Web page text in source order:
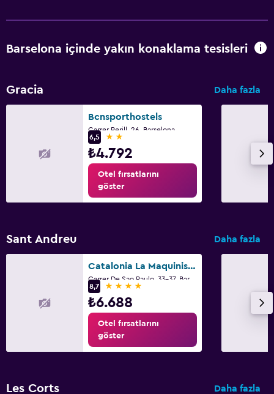
Barselona içinde yakın konaklama tesisleri
Gracia Daha fazla
Bcnsporthostels
Carrer Perill, 26, Barselona
6,5
2 yıldız
₺4.792
Otel fırsatlarını
göster
Sant Andreu Daha fazla
Catalonia La Maquinista
Carrer De Sao Paulo, 33-37, Barselona
8,7
4 yıldız
₺6.688
Otel fırsatlarını
göster
Les Corts Daha fazla